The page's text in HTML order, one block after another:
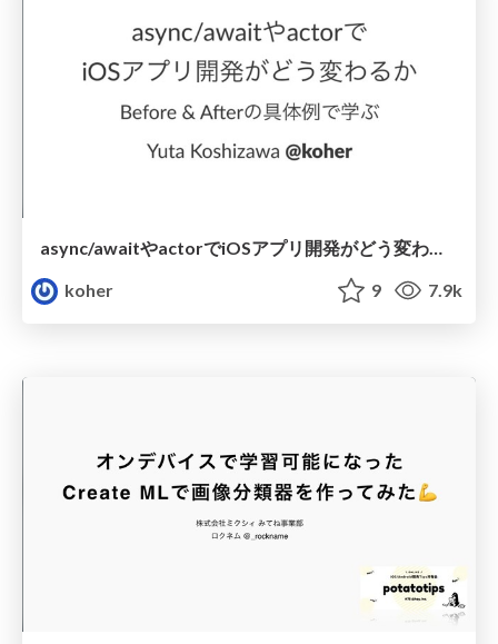
async/awaitやactorでiOSアプリ開発がどう変わるか Before & Afterの具体例で学ぶ
koher
9 7.9k